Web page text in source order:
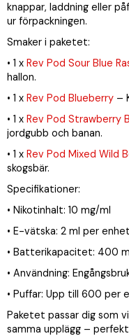
knappar, laddning eller
ur förpackningen.
Smaker i paketet:
• 1 x Rev Pod Sour Blue
hallon.
• 1 x Rev Pod Blueberry –
• 1 x Rev Pod Strawberry
jordgubb och banan.
• 1 x Rev Pod Mixed Wild
skogsbär.
Specifikationer:
• Nikotinhalt: 10 mg/ml
• E-vätska: 2 ml per enhet
• Batterikapacitet: 400
• Användning:
• Puffar: Upp till 600 per
Paketet passar dig som
samma upplägg –